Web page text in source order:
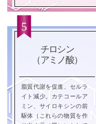
チロシン
（アミノ酸）
脂質代謝を促進、セルラ
イト減少。カテコールア
ミン、サイロキシンの前
駆体（これらの物質を作